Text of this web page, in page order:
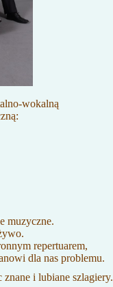
wokalną
muzyczne.
repertuarem,
dla nas problemu.
znane i lubiane szlagiery.